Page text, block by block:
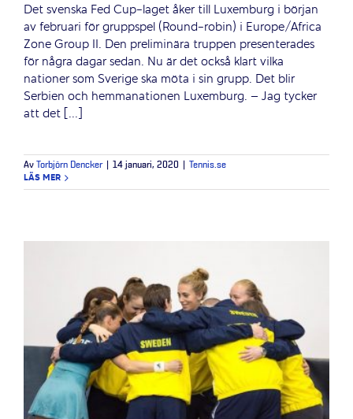
Det svenska Fed Cup-laget åker till Luxemburg i början
av februari för gruppspel (Round-robin) i Europe/Africa
Zone Group II. Den preliminära truppen presenterades
för några dagar sedan. Nu är det också klart vilka
nationer som Sverige ska möta i sin grupp. Det blir
Serbien och hemmanationen Luxemburg. – Jag tycker
att det [...]
Av Torbjörn Dencker 14 januari, 2020 Tennis.se
LÄS MER